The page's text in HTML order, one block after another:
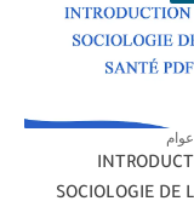
SOCIOLOGIE DE